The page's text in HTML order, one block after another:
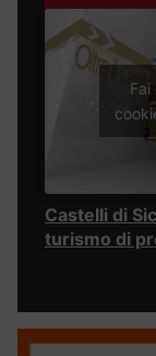
Castelli di
turismo di